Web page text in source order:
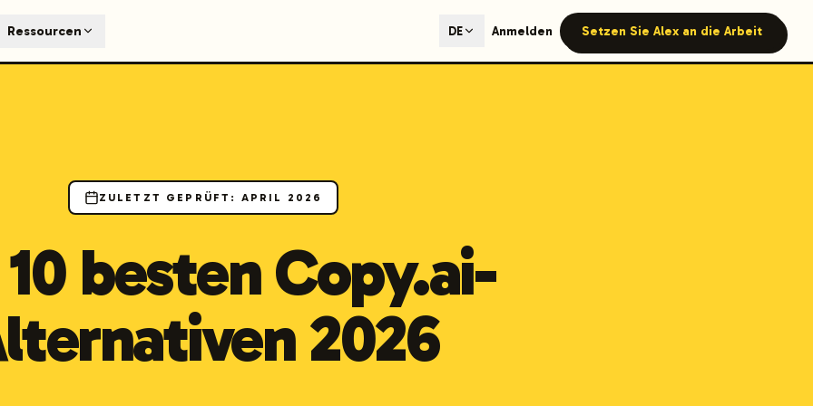
engines like ChatGPT, Claude, and Perplexity. Automated content generation with GEO optimization built-in.
on LinkedIn Watch Launchmind on YouTube Follow Launchmind on Instagram
Ressourcen DE Anmelden Setzen Sie Alex an die Arbeit
ZULETZT GEPRÜFT : APRIL 2026
besten Copy.ai-
2026